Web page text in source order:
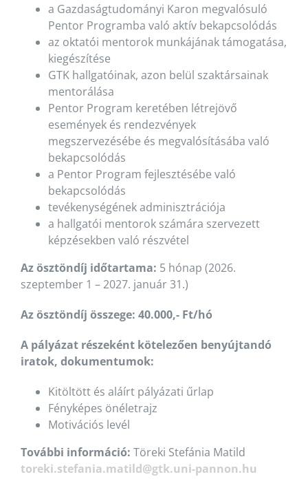
a Gazdaságtudományi Karon megvalósuló
Pentor Programba való aktív bekapcsolódás
az oktatói mentorok munkájának támogatása,
kiegészítése
GTK hallgatóinak, azon belül szaktársainak
mentorálása
Pentor Program keretében létrejövő
események és rendezvények
megszervezésébe és megvalósításába való
bekapcsolódás
a Pentor Program fejlesztésébe való
bekapcsolódás
tevékenységének adminisztrációja
a hallgatói mentorok számára szervezett
képzésekben való részvétel
Az ösztöndíj időtartama: 5 hónap (2026.
szeptember 1 – 2027. január 31.)
Az ösztöndíj összege: 40.000,- Ft/hó
A pályázat részeként kötelezően benyújtandó
iratok, dokumentumok:
Kitöltött és aláírt pályázati űrlap
Fényképes önéletrajz
Motivációs levél
További információ: Töreki Stefánia Matild
toreki.stefania.matild@gtk.uni-pannon.hu